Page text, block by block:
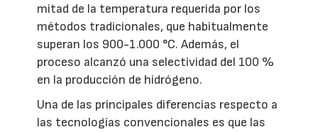
mitad de la temperatura requerida por los
métodos tradicionales, que habitualmente
superan los 900-1.000 °C. Además, el
proceso alcanzó una selectividad del 100 %
en la producción de hidrógeno.
Una de las principales diferencias respecto a
las tecnologías convencionales es que las